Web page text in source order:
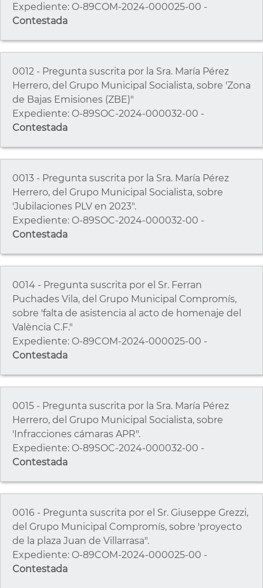
Expediente: O-89COM-2024-000025-00 -
Contestada
0012 - Pregunta suscrita por la Sra. María Pérez
Herrero, del Grupo Municipal Socialista, sobre 'Zona
de Bajas Emisiones (ZBE)"
Expediente: O-89SOC-2024-000032-00 -
Contestada
0013 - Pregunta suscrita por la Sra. María Pérez
Herrero, del Grupo Municipal Socialista, sobre
'Jubilaciones PLV en 2023".
Expediente: O-89SOC-2024-000032-00 -
Contestada
0014 - Pregunta suscrita por el Sr. Ferran
Puchades Vila, del Grupo Municipal Compromís,
sobre 'falta de asistencia al acto de homenaje del
València C.F."
Expediente: O-89COM-2024-000025-00 -
Contestada
0015 - Pregunta suscrita por la Sra. María Pérez
Herrero, del Grupo Municipal Socialista, sobre
'Infracciones cámaras APR".
Expediente: O-89SOC-2024-000032-00 -
Contestada
0016 - Pregunta suscrita por el Sr. Giuseppe Grezzi,
del Grupo Municipal Compromís, sobre 'proyecto
de la plaza Juan de Villarrasa".
Expediente: O-89COM-2024-000025-00 -
Contestada